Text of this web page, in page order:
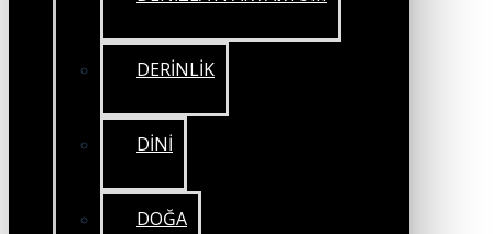
DERİNLİK
DİNİ
DOĞA